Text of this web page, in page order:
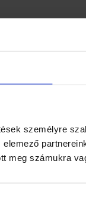
személyre
meg számukra